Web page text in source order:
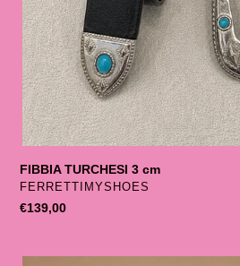
FIBBIA TURCHESI 3 cm
SELLER
FERRETTIMYSHOES
List
€139,00